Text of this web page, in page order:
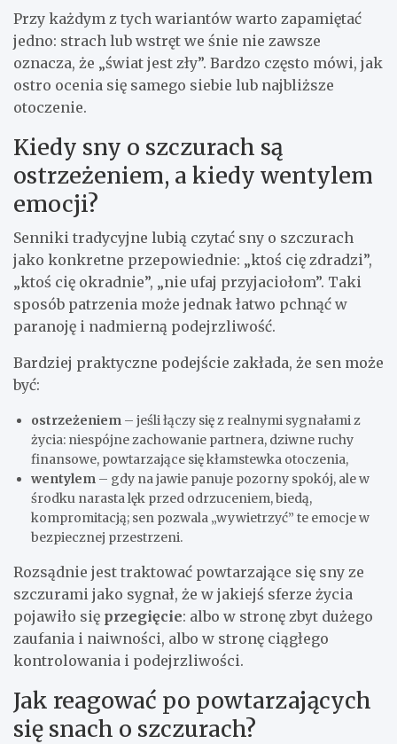
Przy każdym z tych wariantów warto zapamiętać
jedno: strach lub wstręt we śnie nie zawsze
oznacza, że „świat jest zły”. Bardzo często mówi, jak
ostro ocenia się samego siebie lub najbliższe
otoczenie.
Kiedy sny o szczurach są
ostrzeżeniem, a kiedy wentylem
emocji?
Senniki tradycyjne lubią czytać sny o szczurach
jako konkretne przepowiednie: „ktoś cię zdradzi”,
„ktoś cię okradnie”, „nie ufaj przyjaciołom”. Taki
sposób patrzenia może jednak łatwo pchnąć w
paranoję i nadmierną podejrzliwość.
Bardziej praktyczne podejście zakłada, że sen może
być:
ostrzeżeniem – jeśli łączy się z realnymi sygnałami z
życia: niespójne zachowanie partnera, dziwne ruchy
finansowe, powtarzające się kłamstewka otoczenia,
wentylem – gdy na jawie panuje pozorny spokój, ale w
środku narasta lęk przed odrzuceniem, biedą,
kompromitacją; sen pozwala „wywietrzyć” te emocje w
bezpiecznej przestrzeni.
Rozsądnie jest traktować powtarzające się sny ze
szczurami jako sygnał, że w jakiejś sferze życia
pojawiło się przegięcie: albo w stronę zbyt dużego
zaufania i naiwności, albo w stronę ciągłego
kontrolowania i podejrzliwości.
Jak reagować po powtarzających
się snach o szczurach?